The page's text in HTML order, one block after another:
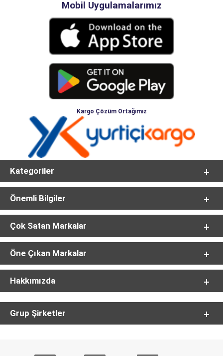
Mobil Uygulamalarımız
Kargo Çözüm Ortağımız
Kategoriler
Önemli Bilgiler
Çok Satan Markalar
Öne Çıkan Markalar
Hakkımızda
Grup Şirketler